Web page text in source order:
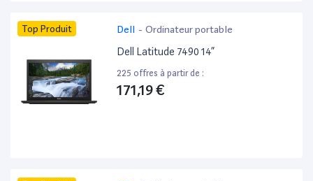
Top Produit Dell - Ordinateur portable
Dell Latitude 7490 14”
225 offres à partir de :
171,19 €